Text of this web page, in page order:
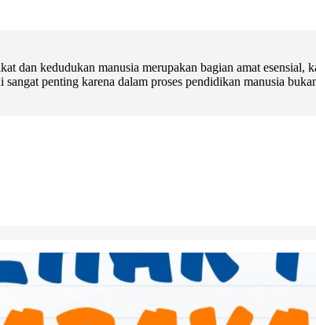
dan kedudukan manusia merupakan bagian amat esensial,
penting karena dalam proses pendidikan manusia